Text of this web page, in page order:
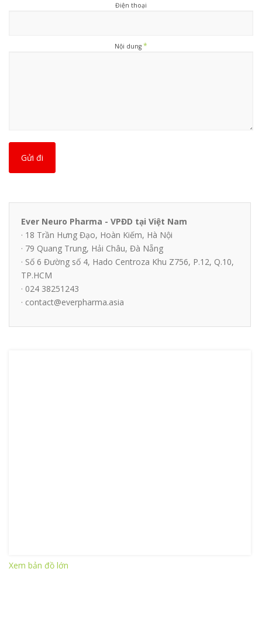
Điện thoại
Nội dung *
Gửi đi
Ever Neuro Pharma - VPĐD tại Việt Nam
· 18 Trần Hưng Đạo, Hoàn Kiếm, Hà Nội
· 79 Quang Trung, Hải Châu, Đà Nẵng
· Số 6 Đường số 4, Hado Centroza Khu Z756, P.12, Q.10,
TP.HCM
· 024 38251243
· contact@everpharma.asia
Xem bản đồ lớn